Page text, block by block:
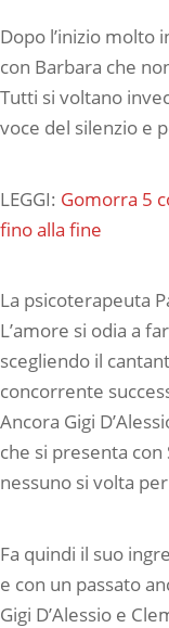
Dopo l’inizio molto
con Barbara che
Tutti si voltano
voce del silenzio e
LEGGI: Gomorra 5
fino alla fine
La psicoterapeuta
L’amore si odia a
scegliendo il
concorrente
Ancora Gigi
che si presenta
nessuno si volta
Fa quindi il suo
e con un passato
Gigi D’Alessio e